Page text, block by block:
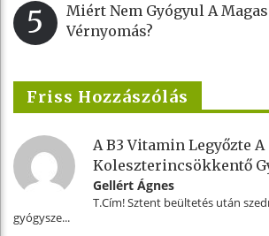
5
Miért Nem Gyógyul A Magas
Vérnyomás?
Friss Hozzászólás
A B3 Vitamin Legyőzte A
Koleszterincsökkentő
Gellért Ágnes
T.Cím! Sztent beültetés után
gyógysze...